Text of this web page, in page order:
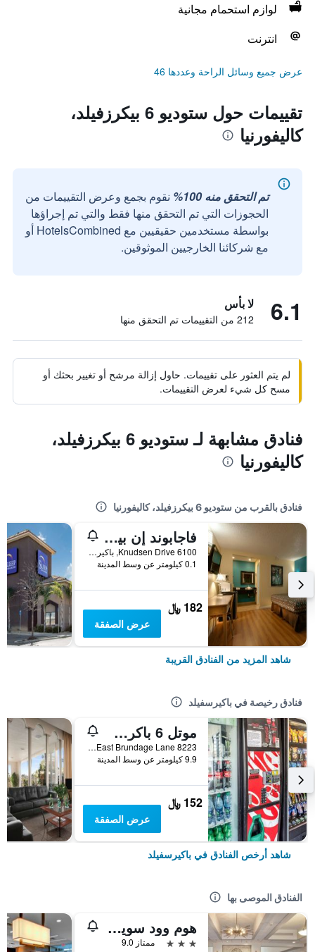
لوازم استحمام مجانية
انترنت
عرض جميع وسائل الراحة وعددها 46
تقييمات حول ستوديو 6 بيكرزفيلد،
كاليفورنيا
تم التحقق منه 100%
نقوم بجمع وعرض التقييمات من
الحجوزات التي تم التحقق منها فقط والتي تم إجراؤها
بواسطة مستخدمين حقيقيين مع HotelsCombined أو
مع شركائنا الخارجيين الموثوقين.
6.1 لا بأس
212 من التقييمات تم التحقق منها
لم يتم العثور على تقييمات. حاول إزالة مرشح أو تغيير بحثك أو
مسح كل شيء لعرض التقييمات.
فنادق مشابهة لـ ستوديو 6 بيكرزفيلد،
كاليفورنيا
فنادق بالقرب من ستوديو 6 بيكرزفيلد، كاليفورنيا
فاجابوند إن بيكرسفيلد نورث
6100 Knudsen Drive, باكيرسفيلد, CA, الولايات المتحدة الأميريكية
0.1 كيلومتر عن وسط المدينة
182 ﷼
عرض الصفقة
شاهد المزيد من الفنادق القريبة
فنادق رخيصة في باكيرسفيلد
موتل 6 باكرسفيلد، كاليفورنيا - إيست
8223 East Brundage Lane, باكيرسفيلد, CA, الولايات المتحدة الأميريكية
9.9 كيلومتر عن وسط المدينة
152 ﷼
عرض الصفقة
شاهد أرخص الفنادق في باكيرسفيلد
الفنادق الموصى بها
هوم وود سويتس باي هيلتون بيكرزفيلد
3 نجوم
ممتاز 9.0